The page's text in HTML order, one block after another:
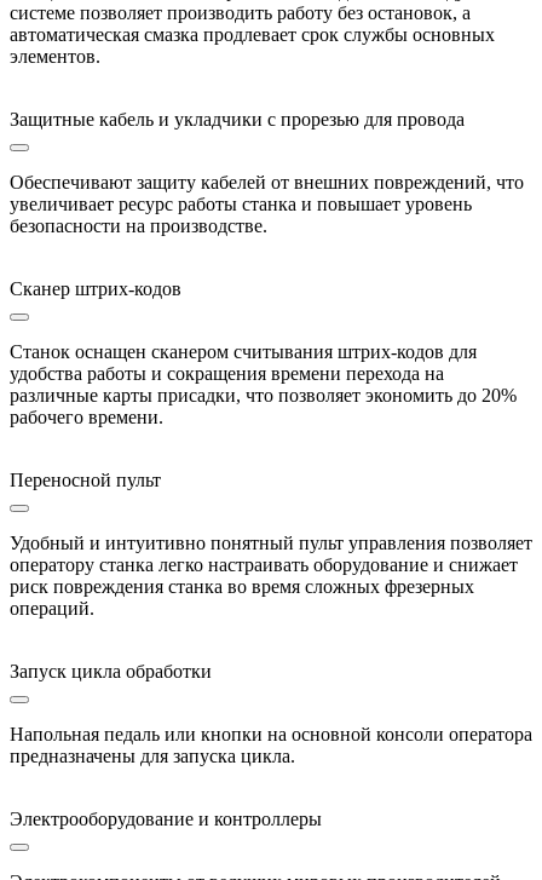
системе позволяет производить работу без остановок, а
автоматическая смазка продлевает срок службы основных
элементов.
Защитные кабель и укладчики с прорезью для провода
Обеспечивают защиту кабелей от внешних повреждений, что
увеличивает ресурс работы станка и повышает уровень
безопасности на производстве.
Сканер штрих-кодов
Станок оснащен сканером считывания штрих-кодов для
удобства работы и сокращения времени перехода на
различные карты присадки, что позволяет экономить до 20%
рабочего времени.
Переносной пульт
Удобный и интуитивно понятный пульт управления позволяет
оператору станка легко настраивать оборудование и снижает
риск повреждения станка во время сложных фрезерных
операций.
Запуск цикла обработки
Напольная педаль или кнопки на основной консоли оператора
предназначены для запуска цикла.
Электрооборудование и контроллеры